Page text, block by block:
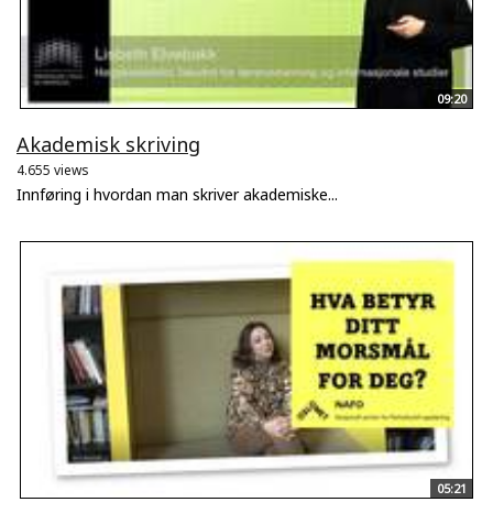
09:20
Akademisk skriving
4.655 views
Innføring i hvordan man skriver akademiske...
05:21